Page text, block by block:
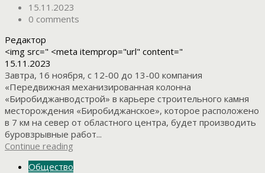
15.11.2023
0 comments
Редактор
<img src=" <meta itemprop="url" content="
15.11.2023
Завтра, 16 ноября, с 12-00 до 13-00 компания
«Передвижная механизированная колонна
«Биробиджанводстрой» в карьере строительного камня
месторождения «Биробиджанское», которое расположено
в 7 км на север от областного центра, будет производить
буровзрывные работ...
Continue reading
Общество